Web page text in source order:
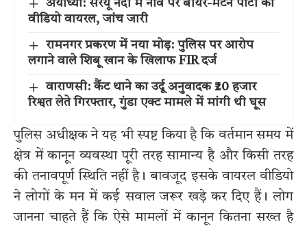
अयोध्या: सरयू नदी में नाव पर बीयर-मटन पार्टी का
वीडियो वायरल, जांच जारी
रामनगर प्रकरण में नया मोड़: पुलिस पर आरोप
लगाने वाले शिबू खान के खिलाफ FIR दर्ज
वाराणसी: कैंट थाने का उर्दू अनुवादक ₹20 हजार
रिश्वत लेते गिरफ्तार, गुंडा एक्ट मामले में मांगी थी घूस
पुलिस अधीक्षक ने यह भी स्पष्ट किया है कि वर्तमान समय में
क्षेत्र में कानून व्यवस्था पूरी तरह सामान्य है और किसी तरह
की तनावपूर्ण स्थिति नहीं है। बावजूद इसके वायरल वीडियो
ने लोगों के मन में कई सवाल जरूर खड़े कर दिए हैं। लोग
जानना चाहते हैं कि ऐसे मामलों में कानून कितना सख्त है